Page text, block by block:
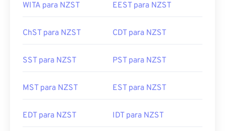
WITA para NZST EEST para NZST
ChST para NZST CDT para NZST
SST para NZST PST para NZST
MST para NZST EST para NZST
EDT para NZST IDT para NZST